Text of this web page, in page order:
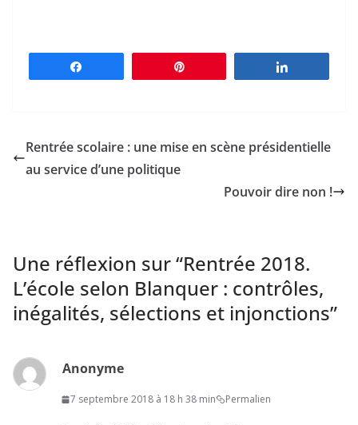
Rentrée scolaire : une mise en scène présidentielle
au service d’une politique
Pouvoir dire non !
Une réflexion sur “Rentrée 2018.
L’école selon Blanquer : contrôles,
inégalités, sélections et injonctions”
Anonyme
7 septembre 2018 à 18 h 38 min Permalien